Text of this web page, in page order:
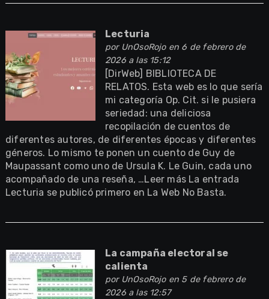
Lecturia
por UnOsoRojoen 6 de febrero de
2026 a las 15:12
[DirWeb] BIBLIOTECA DE
RELATOS. Esta web es lo que sería
mi categoría Op. Cit. si le pusiera
seriedad: una deliciosa
recopilación de cuentos de
diferentes autores, de diferentes épocas y diferentes
géneros. Lo mismo te ponen un cuento de Guy de
Maupassant como uno de Ursula K. Le Guin, cada uno
acompañado de una reseña, …Leer más La entrada
Lecturia se publicó primero en La Web No Basta.
La campaña electoral se
calienta
por UnOsoRojoen 5 de febrero de
2026 a las 12:57